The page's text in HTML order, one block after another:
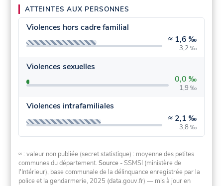
ATTEINTES AUX PERSONNES
Violences hors cadre familial
≈ 1,6 ‰
3,2 ‰
Violences sexuelles
0,0 ‰
1,9 ‰
Violences intrafamiliales
≈ 2,1 ‰
3,8 ‰
≈ : valeur non publiée (secret statistique) : moyenne des petites
communes du département.Source - SSMSI (ministère de
l'Intérieur), base communale de la délinquance enregistrée par la
police et la gendarmerie, 2025 (data.gouv.fr) — mis à jour en